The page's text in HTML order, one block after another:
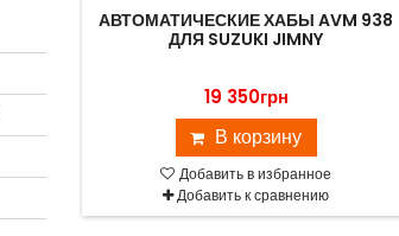
АВТОМАТИЧЕСКИЕ ХАБЫ AVM 938
ДЛЯ SUZUKI JIMNY
19 350грн
В корзину
Добавить в избранное
Добавить к сравнению